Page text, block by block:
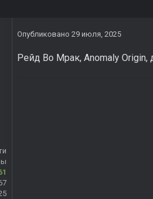
Опубликовано 29 июля, 2025
Рейд Во Мрак, Anomaly